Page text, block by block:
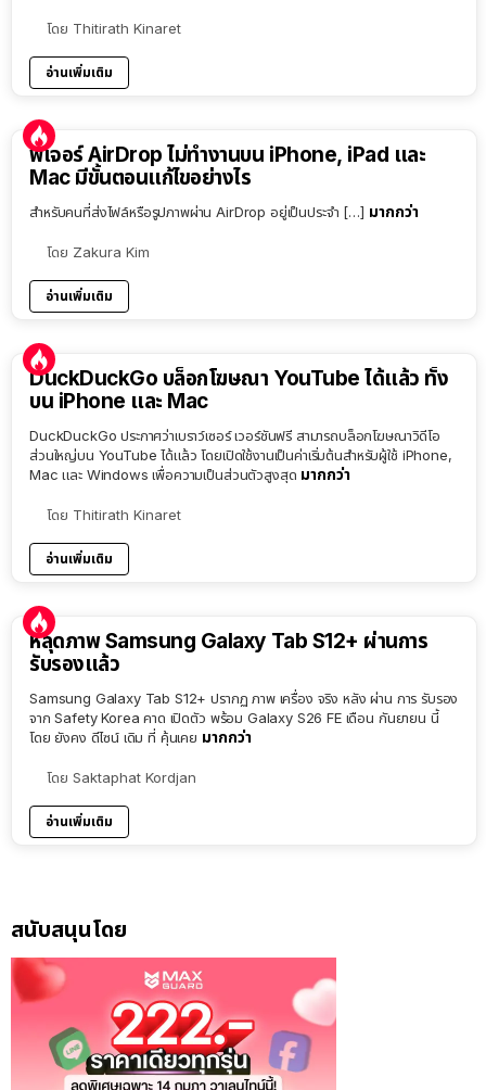
โดย Thitirath Kinaret
อ่านเพิ่มเติม
ฟีเจอร์ AirDrop ไม่ทำงานบน iPhone, iPad และ
Mac มีขั้นตอนแก้ไขอย่างไร
สำหรับคนที่ส่งไฟล์หรือรูปภาพผ่าน AirDrop อยู่เป็นประจำ […] มากกว่า
โดย Zakura Kim
อ่านเพิ่มเติม
DuckDuckGo บล็อกโฆษณา YouTube ได้แล้ว ทั้ง
บน iPhone และ Mac
DuckDuckGo ประกาศว่าเบราว์เซอร์ เวอร์ชันฟรี สามารถบล็อกโฆษณาวิดีโอ
ส่วนใหญ่บน YouTube ได้แล้ว โดยเปิดใช้งานเป็นค่าเริ่มต้นสำหรับผู้ใช้ iPhone,
Mac และ Windows เพื่อความเป็นส่วนตัวสูงสุด มากกว่า
โดย Thitirath Kinaret
อ่านเพิ่มเติม
หลุดภาพ Samsung Galaxy Tab S12+ ผ่านการ
รับรองแล้ว
Samsung Galaxy Tab S12+ ปรากฏ ภาพ เครื่อง จริง หลัง ผ่าน การ รับรอง
จาก Safety Korea คาด เปิดตัว พร้อม Galaxy S26 FE เดือน กันยายน นี้
โดย ยังคง ดีไซน์ เดิม ที่ คุ้นเคย มากกว่า
โดย Saktaphat Kordjan
อ่านเพิ่มเติม
สนับสนุนโดย